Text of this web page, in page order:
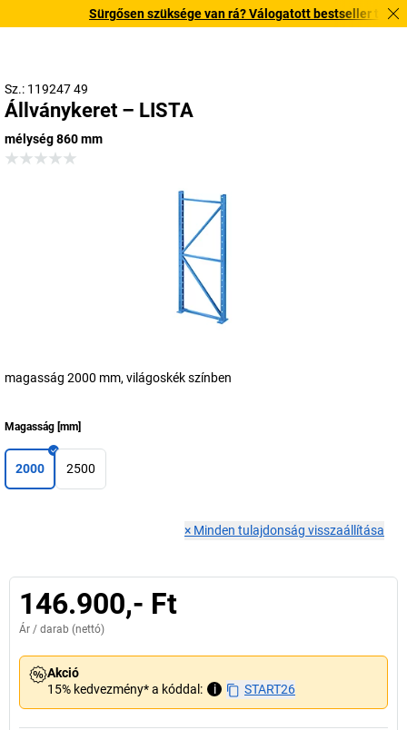
Sürgősen szüksége van rá? Válogatott bestseller
Sz.: 119247 49
Állványkeret – LISTA
mélység 860 mm
magasság 2000 mm, világoskék színben
Magasság [mm]
2000 2500
× Minden tulajdonság visszaállítása
146.900,- Ft
Ár / darab (nettó)
Akció
15% kedvezmény* a kóddal:
i START26